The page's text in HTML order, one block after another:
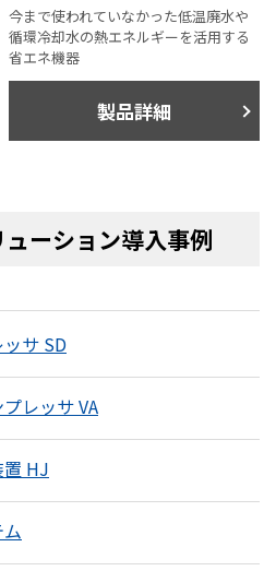
今まで使われていなかった低温廃水や
循環冷却水の熱エネルギーを活用する
省エネ機器
製品詳細
ーション導入事例
サ SD
レッサ VA
HJ